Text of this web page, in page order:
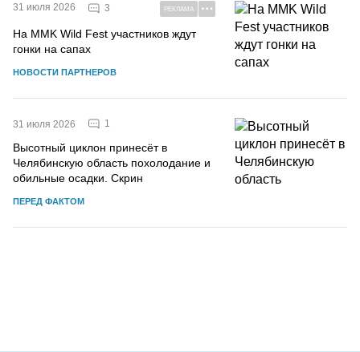
31 июля 2026 3 РЕКЛАМА
На MMK Wild Fest участников ждут
гонки на сапах
НОВОСТИ ПАРТНЕРОВ
31 июля 2026 1
Высотный циклон принесёт в
Челябинскую область похолодание и
обильные осадки. Скрин
ПЕРЕД ФАКТОМ